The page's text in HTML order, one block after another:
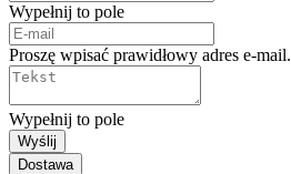
Wypełnij to pole
Proszę wpisać prawidłowy adres e-mail.
Wypełnij to pole
Wyślij
Dostawa